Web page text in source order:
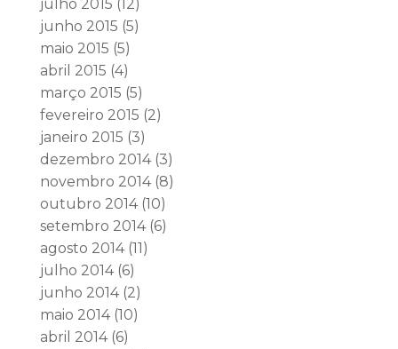
julho 2015 (12)
junho 2015 (5)
maio 2015 (5)
abril 2015 (4)
março 2015 (5)
fevereiro 2015 (2)
janeiro 2015 (3)
dezembro 2014(3)
novembro 2014(8)
outubro 2014(10)
setembro 2014(6)
agosto 2014(11)
julho 2014(6)
junho 2014(2)
maio 2014(10)
abril 2014(6)